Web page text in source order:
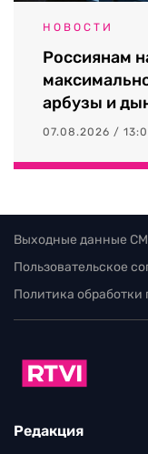
НОВОСТИ
Россиянам
арбузы и
07.08.2026 /
Выходные данные
Пользовательское
Политика
Редакция